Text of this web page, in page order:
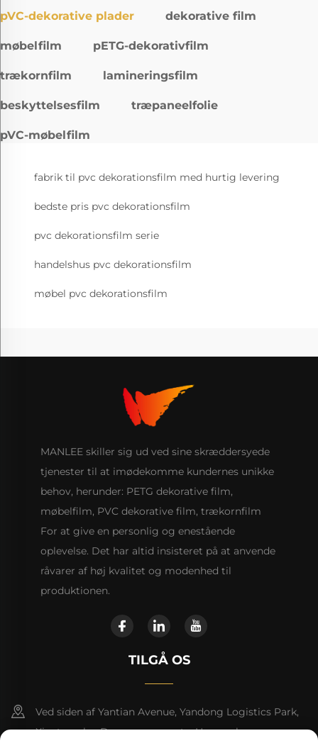
pVC-dekorative plader dekorative film
møbelfilm pETG-dekorativfilm
trækornfilm lamineringsfilm
beskyttelsesfilm træpaneelfolie
pVC-møbelfilm
fabrik til pvc dekorationsfilm med hurtig levering
bedste pris pvc dekorationsfilm
pvc dekorationsfilm serie
handelshus pvc dekorationsfilm
møbel pvc dekorationsfilm
MANLEE skiller sig ud ved sine skræddersyede
tjenester til at imødekomme kundernes unikke
behov, herunder: PETG dekorative film,
møbelfilm, PVC dekorative film, trækornfilm
For at give en personlig og enestående
oplevelse. Det har altid insisteret på at anvende
råvarer af høj kvalitet og modenhed til
produktionen.
TILGÅ OS
Ved siden af Yantian Avenue, Yandong Logistics Park,
Xiantang by, Dongyuan county, Heyuan by